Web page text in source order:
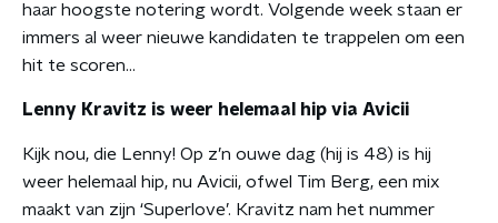
haar hoogste notering wordt. Volgende week staan er
immers al weer nieuwe kandidaten te trappelen om een
hit te scoren…
Lenny Kravitz is weer helemaal hip via Avicii
Kijk nou, die Lenny! Op z’n ouwe dag (hij is 48) is hij
weer helemaal hip, nu Avicii, ofwel Tim Berg, een mix
maakt van zijn ‘Superlove’. Kravitz nam het nummer